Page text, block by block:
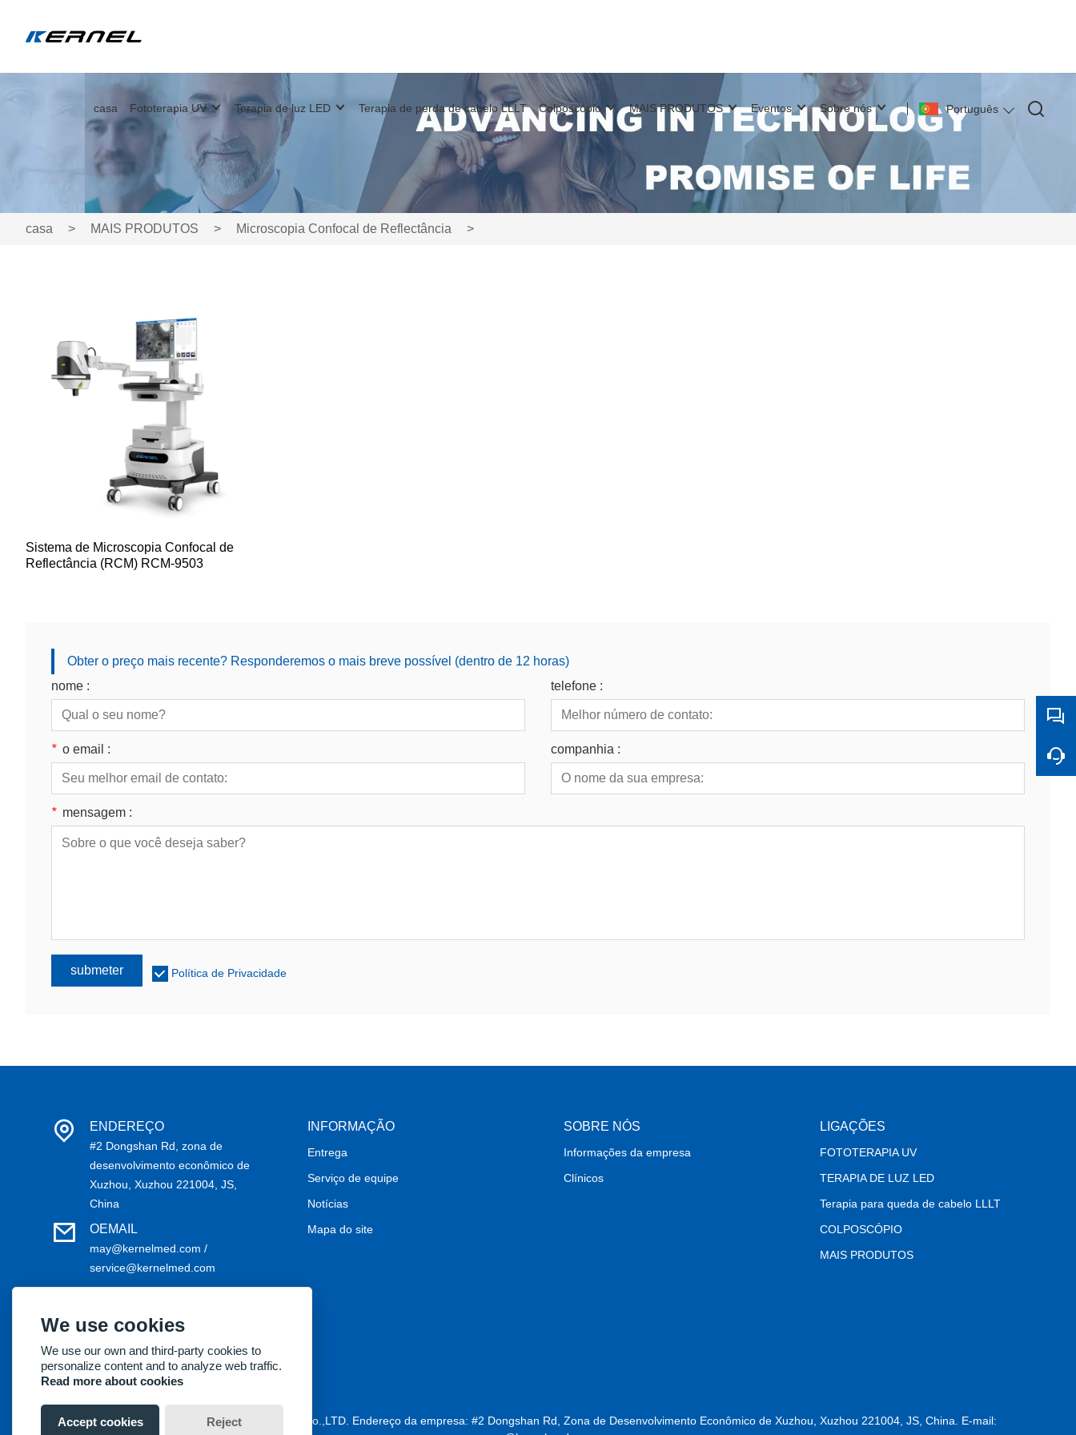
Português
casa Fototerapia UV Terapia de luz LED Terapia de perda de cabelo LLLT Colposcópio MAIS PRODUTOS Eventos Sobre nós
casa > MAIS PRODUTOS > Microscopia Confocal de Reflectância >
Sistema de Microscopia Confocal de
Reflectância (RCM) RCM-9503
Obter o preço mais recente? Responderemos o mais breve possível (dentro de 12 horas)
nome :
telefone :
* o email : companhia :
* mensagem :
submeter Política de Privacidade
ENDEREÇO
#2 Dongshan Rd, zona de
desenvolvimento econômico de
Xuzhou, Xuzhou 221004, JS,
China
OEMAIL
may@kernelmed.com /
service@kernelmed.com
INFORMAÇÃO
Entrega
Serviço de equipe
Notícias
Mapa do site
SOBRE NÓS
Informações da empresa
Clínicos
LIGAÇÕES
FOTOTERAPIA UV
TERAPIA DE LUZ LED
Terapia para queda de cabelo LLLT
COLPOSCÓPIO
MAIS PRODUTOS
Copyright® 2018 Kernel Medical Equipment Co.,LTD. Endereço da empresa: #2 Dongshan Rd, Zona de Desenvolvimento Econômico de Xuzhou, Xuzhou 221004, JS, China. E-mail:
We use cookies
We use our own and third-party cookies to
personalize content and to analyze web traffic.
Read more about cookies
Accept cookies Reject